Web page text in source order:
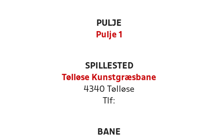
PULJE
Pulje 1
SPILLESTED
Tølløse Kunstgræsbane
4340 Tølløse
Tlf:
BANE